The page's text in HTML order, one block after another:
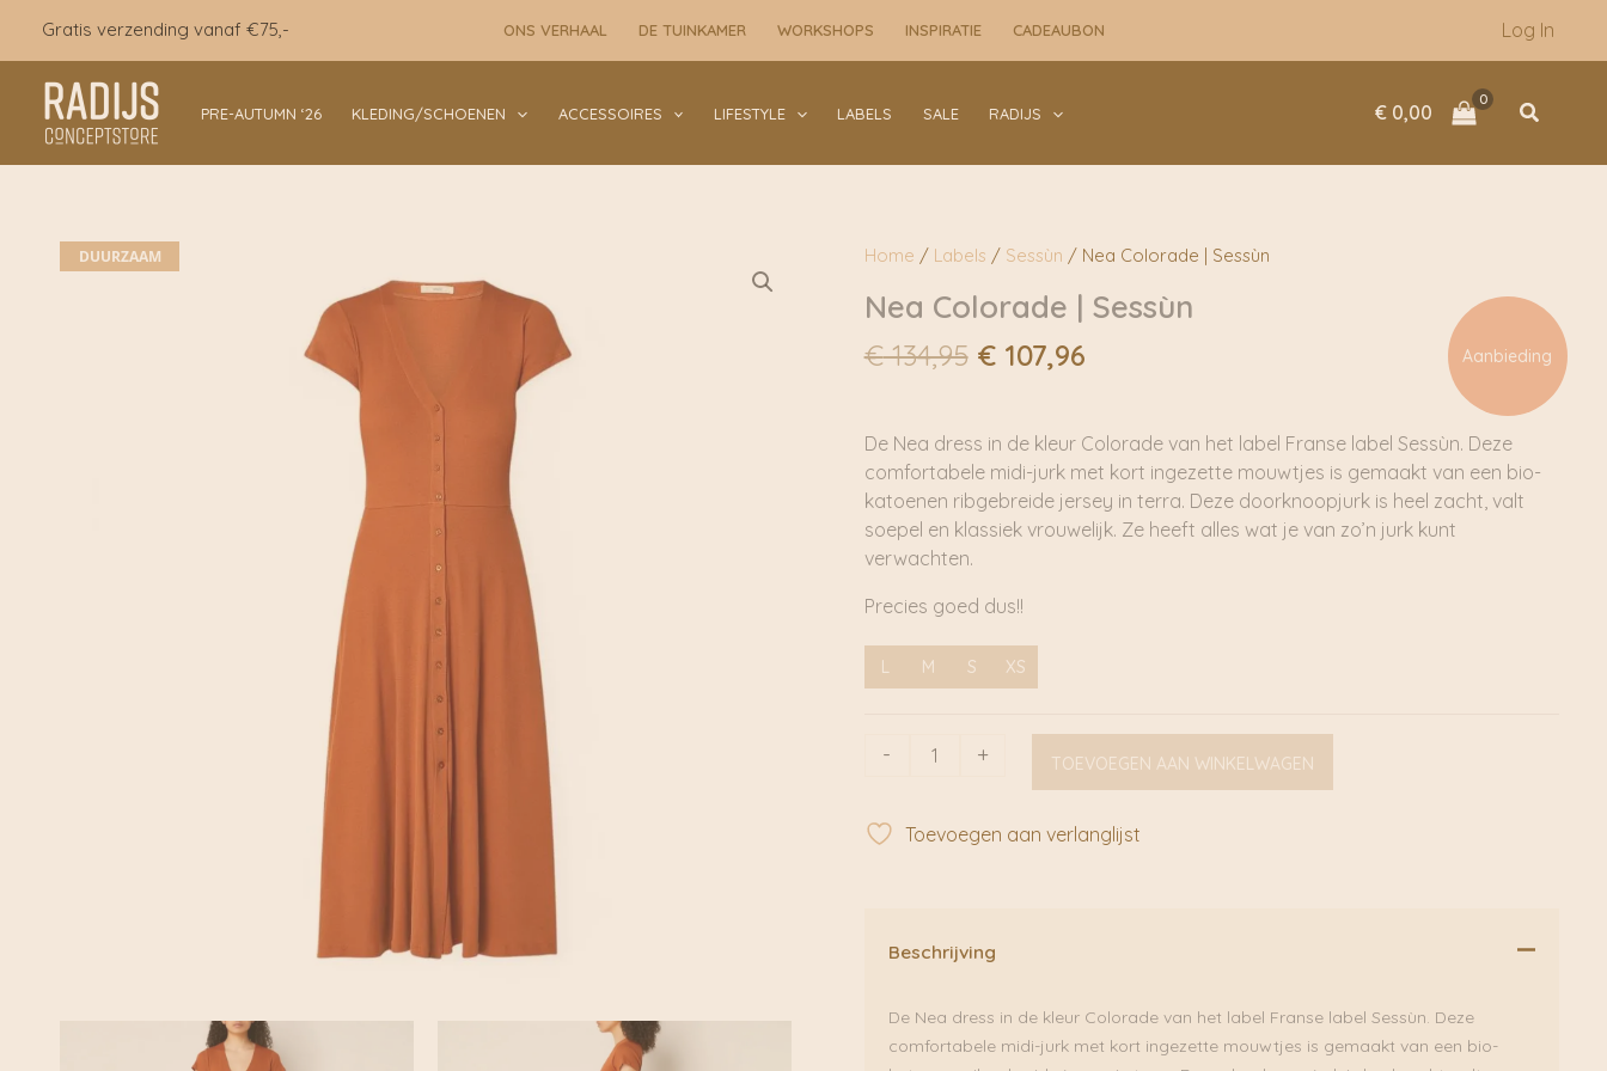
inhoud
Gratis verzending vanaf €75,- ONS VERHAAL DE TUINKAMER WORKSHOPS INSPIRATIE CADEAUBON Log In
PRE-AUTUMN ‘26 KLEDING/SCHOENEN ACCESSOIRES LIFESTYLE LABELS SALE RADIJS € 0,00 Zoeken
DUURZAAM Home / Labels / Sessùn / Nea Colorade | Sessùn
Aanbieding
Nea Colorade | Sessùn
€134,95 Oorspronkelijke
€ 134,95.
€107,96Huidige
€ 107,96.
De Nea dress in de kleur Colorade van het label Franse label Sessùn. Deze
comfortabele midi-jurk met kort ingezette mouwtjes is gemaakt van een bio-
katoenen ribgebreide jersey in terra. Deze doorknoopjurk is heel zacht, valt
soepel en klassiek vrouwelijk. Ze heeft alles wat je van zo’n jurk kunt
verwachten.
Precies goed dus!!
L M S XS
-
Sessùn
+ TOEVOEGEN AAN WINKELWAGEN
Toevoegen aan verlanglijst
Beschrijving
De Nea dress in de kleur Colorade van het label Franse label Sessùn. Deze
comfortabele midi-jurk met kort ingezette mouwtjes is gemaakt van een bio-